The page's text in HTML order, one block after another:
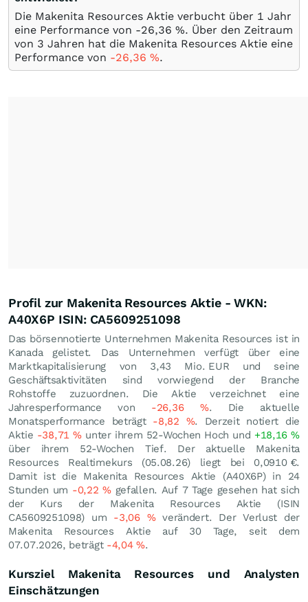
Die Makenita Resources Aktie verbucht über 1 Jahr
eine Performance von -26,36 %. Über den Zeitraum
von 3 Jahren hat die Makenita Resources Aktie eine
Performance von -26,36 %.
Profil zur Makenita Resources Aktie - WKN:
A40X6P ISIN: CA5609251098
Das börsennotierte Unternehmen Makenita Resources ist in
Kanada gelistet. Das Unternehmen verfügt über eine
Marktkapitalisierung von 3,43 Mio. EUR und seine
Geschäftsaktivitäten sind vorwiegend der Branche
Rohstoffe zuzuordnen. Die Aktie verzeichnet eine
Jahresperformance von -26,36 %. Die aktuelle
Monatsperformance beträgt -8,82 %. Derzeit notiert die
Aktie -38,71%unter ihrem 52-Wochen Hoch und +18,16%
über ihrem 52-Wochen Tief. Der aktuelle Makenita
Resources Realtimekurs (05.08.26) liegt bei 0,0910 €.
Damit ist die Makenita Resources Aktie (A40X6P) in 24
Stunden um -0,22%gefallen. Auf 7 Tage gesehen hat sich
der Kurs der Makenita Resources Aktie (ISIN
CA5609251098) um -3,06 %verändert. Der Verlust der
Makenita Resources Aktie auf 30 Tage, seit dem
07.07.2026, beträgt -4,04%.
Kursziel Makenita Resources und Analysten
Einschätzungen